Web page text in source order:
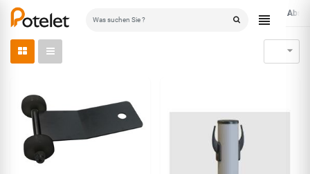
Startseite
Zubehör
